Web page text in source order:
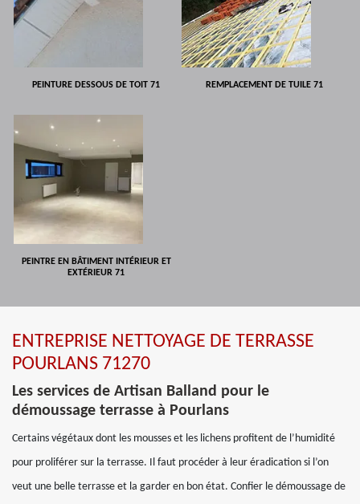
PEINTURE DESSOUS DE TOIT 71 REMPLACEMENT DE TUILE 71
PEINTRE EN BÂTIMENT INTÉRIEUR ET
EXTÉRIEUR 71
ENTREPRISE NETTOYAGE DE TERRASSE
POURLANS 71270
Les services de Artisan Balland pour le
démoussage terrasse à Pourlans
Certains végétaux dont les mousses et les lichens profitent de l’humidité
pour proliférer sur la terrasse. Il faut procéder à leur éradication si l’on
veut une belle terrasse et la garder en bon état. Confier le démoussage de